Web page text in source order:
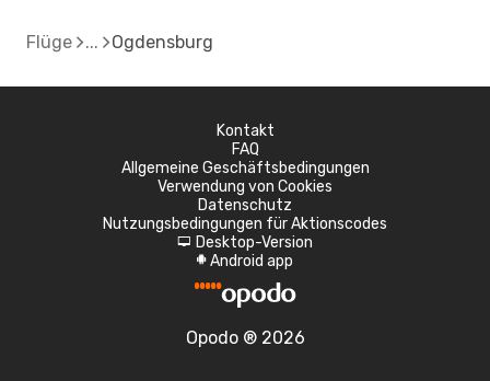
Flüge Ogdensburg
Kontakt
FAQ
Allgemeine Geschäftsbedingungen
Verwendung von Cookies
Datenschutz
Nutzungsbedingungen für Aktionscodes
d Desktop-Version
A Android app
Opodo ® 2026